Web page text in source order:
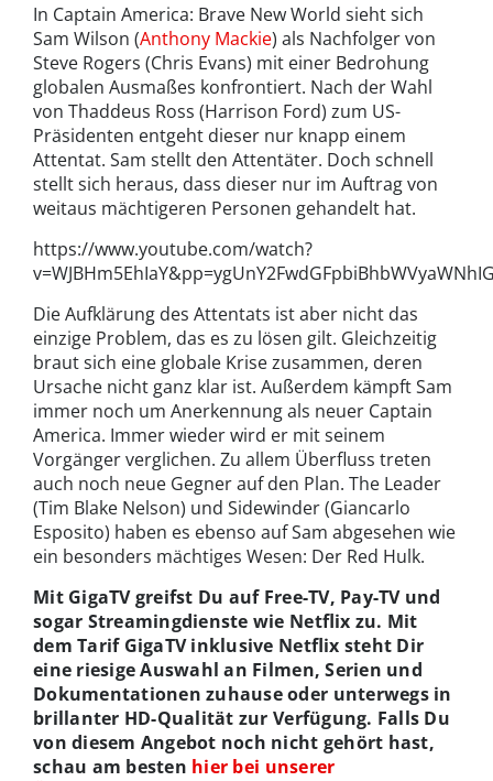
In Captain America: Brave New World sieht sich
Sam Wilson (Anthony Mackie) als Nachfolger von
Steve Rogers (Chris Evans) mit einer Bedrohung
globalen Ausmaßes konfrontiert. Nach der Wahl
von Thaddeus Ross (Harrison Ford) zum US-
Präsidenten entgeht dieser nur knapp einem
Attentat. Sam stellt den Attentäter. Doch schnell
stellt sich heraus, dass dieser nur im Auftrag von
weitaus mächtigeren Personen gehandelt hat.
https://www.youtube.com/watch?
Die Aufklärung des Attentats ist aber nicht das
einzige Problem, das es zu lösen gilt. Gleichzeitig
braut sich eine globale Krise zusammen, deren
Ursache nicht ganz klar ist. Außerdem kämpft Sam
immer noch um Anerkennung als neuer Captain
America. Immer wieder wird er mit seinem
Vorgänger verglichen. Zu allem Überfluss treten
auch noch neue Gegner auf den Plan. The Leader
(Tim Blake Nelson) und Sidewinder (Giancarlo
Esposito) haben es ebenso auf Sam abgesehen wie
ein besonders mächtiges Wesen: Der Red Hulk.
Mit GigaTV greifst Du auf Free-TV, Pay-TV und
sogar Streamingdienste wie Netflix zu. Mit
dem Tarif GigaTV inklusive Netflix steht Dir
eine riesige Auswahl an Filmen, Serien und
Dokumentationen zuhause oder unterwegs in
brillanter HD-Qualität zur Verfügung. Falls Du
von diesem Angebot noch nicht gehört hast,
schau am besten hier bei unserer